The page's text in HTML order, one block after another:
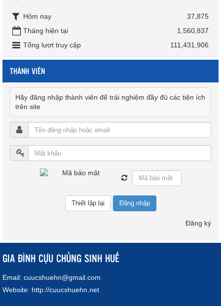
Hôm nay
37,875
Tháng hiện tại
1,560,837
Tổng lượt truy cập
111,431,906
THÀNH VIÊN
Hãy đăng nhập thành viên để trải nghiệm đầy đủ các tiện ích
trên site
Đăng nhập
Đăng ký
GIA ĐÌNH CỰU CHỦNG SINH HUẾ
Email: cuucshuehn@gmail.com
Website: http://cuucshuehn.net